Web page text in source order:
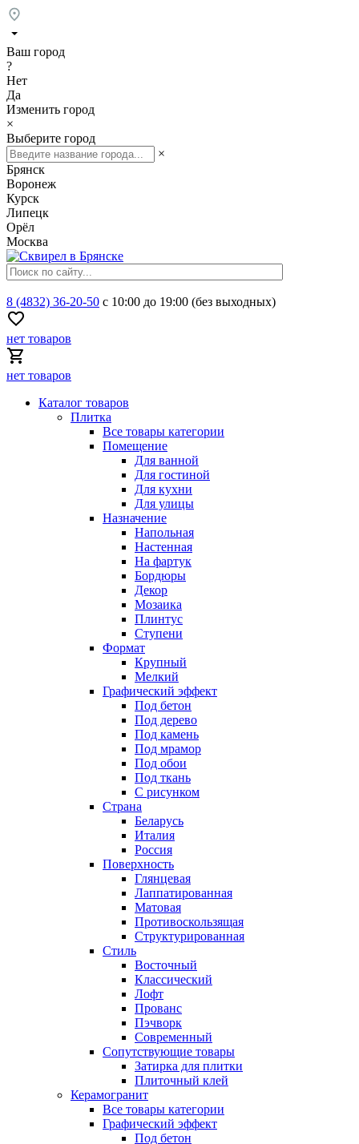
Ваш город
?
Нет
Да
Изменить город
×
Выберите город
×
Брянск
Воронеж
Курск
Липецк
Орёл
Москва
8 (4832) 36-20-50 с 10:00 до 19:00 (без выходных)
нет товаров
нет товаров
Каталог товаров
Плитка
Все товары категории
Помещение
Для ванной
Для гостиной
Для кухни
Для улицы
Назначение
Напольная
Настенная
На фартук
Бордюры
Декор
Мозаика
Плинтус
Ступени
Формат
Крупный
Мелкий
Графический эффект
Под бетон
Под дерево
Под камень
Под мрамор
Под обои
Под ткань
С рисунком
Страна
Беларусь
Италия
Россия
Поверхность
Глянцевая
Лаппатированная
Матовая
Противоскользящая
Структурированная
Стиль
Восточный
Классический
Лофт
Прованс
Пэчворк
Современный
Сопутствующие товары
Затирка для плитки
Плиточный клей
Керамогранит
Все товары категории
Графический эффект
Под бетон